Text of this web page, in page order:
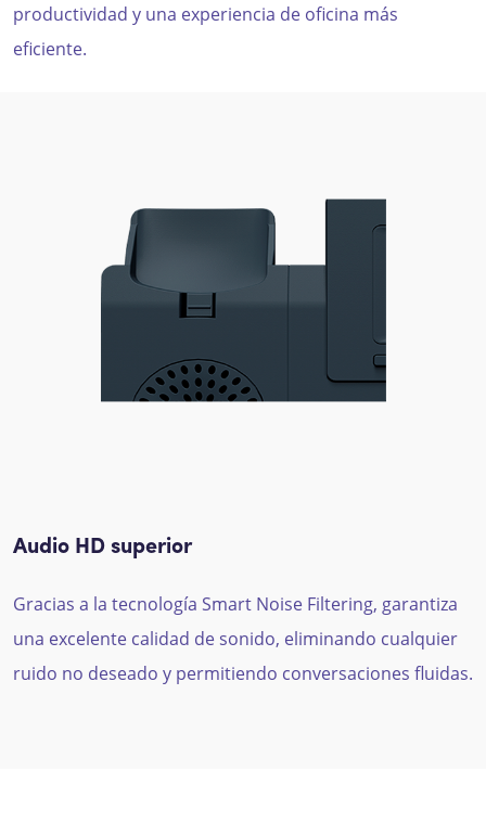
productividad y una experiencia de oficina más
eficiente.
Audio HD superior
Gracias a la tecnología Smart Noise Filtering, garantiza
una excelente calidad de sonido, eliminando cualquier
ruido no deseado y permitiendo conversaciones fluidas.